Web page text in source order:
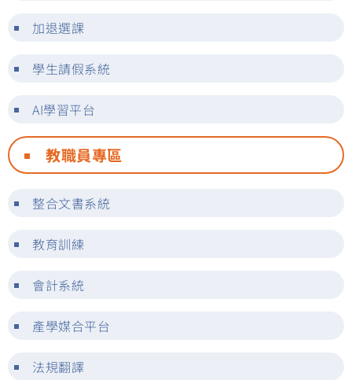
加退選課
學生請假系統
AI學習平台
教職員專區
整合文書系統
教育訓練
會計系統
產學媒合平台
法規翻譯